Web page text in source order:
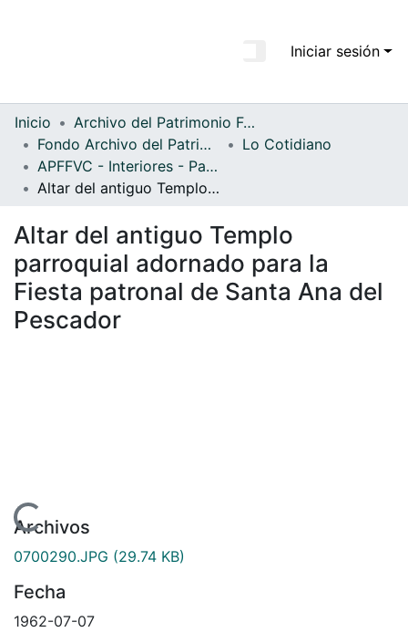
Todo DSpace
Estadísticas
Iniciar sesión
Inicio
Archivo del Patrimonio Fotográfico y Fílmico del Valle del Cauca
Fondo Archivo del Patrimonio Fotográfico y Fílmico del Valle del Cauca
Lo Cotidiano
APFFVC - Interiores - Patrimonial
Altar del antiguo Templo parroquial adornado para la Fiesta patronal de Santa Ana del Pescador
Altar del antiguo Templo
parroquial adornado para la
Fiesta patronal de Santa Ana del
Pescador
Archivos
0700290.JPG (29.74 KB)
Fecha
1962-07-07